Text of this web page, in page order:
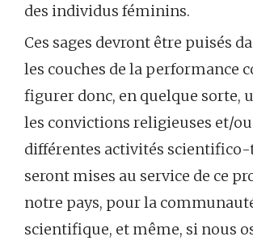
des individus féminins.
Ces sages devront être puisés
les couches de la performance
figurer donc, en quelque sorte,
les convictions religieuses et/
différentes activités
seront mises au service de ce
notre pays, pour la
scientifique, et même, si nous